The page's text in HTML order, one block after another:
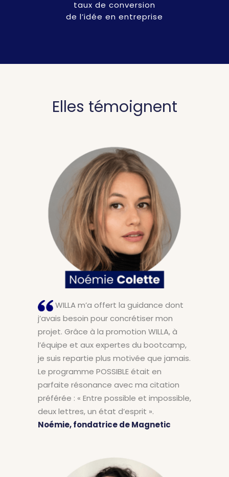
taux de conversion
de l’idée en entreprise
Elles témoignent
WILLA m’a offert la guidance dont
j’avais besoin pour concrétiser mon
projet. Grâce à la promotion WILLA, à
l’équipe et aux expertes du bootcamp,
je suis repartie plus motivée que jamais.
Le programme POSSIBLE était en
parfaite résonance avec ma citation
préférée : « Entre possible et impossible,
deux lettres, un état d’esprit ».
Noémie, fondatrice de Magnetic